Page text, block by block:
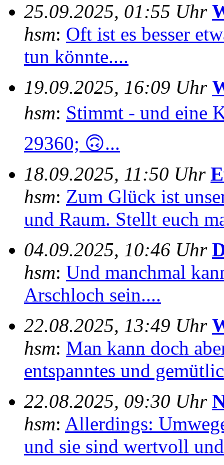
25.09.2025, 01:55 Uhr
hsm: Oft ist es besser
tun könnte....
19.09.2025, 16:09 Uhr
hsm: Stimmt - und eine
29360; 🙃...
18.09.2025, 11:50 Uhr
hsm: Zum Glück ist
und Raum. Stellt euch
04.09.2025, 10:46 Uhr
hsm: Und manchmal
Arschloch sein....
22.08.2025, 13:49 Uhr
hsm: Man kann doch
entspanntes und
22.08.2025, 09:30 Uhr
hsm: Allerdings:
und sie sind wertvoll